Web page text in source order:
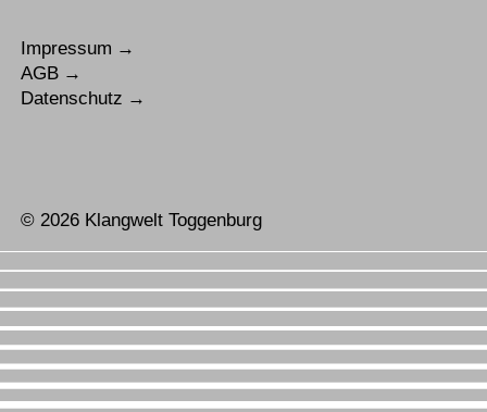
Impressum
AGB
Datenschutz
© 2026 Klangwelt Toggenburg